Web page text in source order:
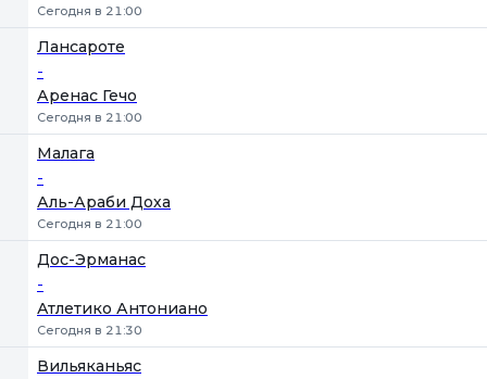
Сегодня в 21:00
Лансароте
-
Аренас Гечо
Сегодня в 21:00
Малага
-
Аль-Араби Доха
Сегодня в 21:00
Дос-Эрманас
-
Атлетико Антониано
Сегодня в 21:30
Вильяканьяс